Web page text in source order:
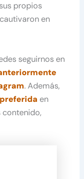
propios
en
seguirnos en
. Además,
en
contenido,